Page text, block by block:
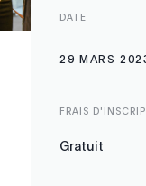
DATE
29 MARS
FRAIS
Gratuit